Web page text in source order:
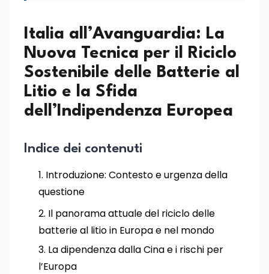
Italia all’Avanguardia: La
Nuova Tecnica per il Riciclo
Sostenibile delle Batterie al
Litio e la Sfida
dell’Indipendenza Europea
Indice dei contenuti
Introduzione: Contesto e urgenza della
questione
Il panorama attuale del riciclo delle
batterie al litio in Europa e nel mondo
La dipendenza dalla Cina e i rischi per
l’Europa